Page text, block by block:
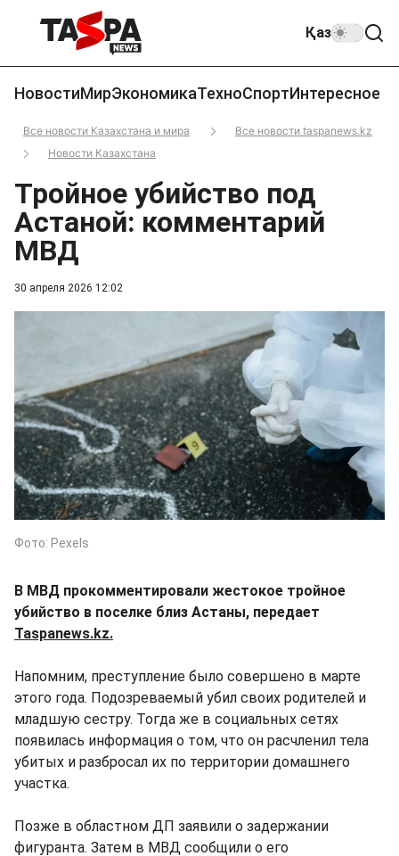
Қаз
НовостиМирЭкономикаТехноСпортИнтересное
Все новости Казахстана и мира
Все новости taspanews.kz
Новости Казахстана
30 апреля 2026 12:02
Тройное убийство под
Астаной: комментарий
МВД
Фото: Pexels
В МВД прокомментировали жестокое тройное
убийство в поселке близ Астаны, передает
Taspanews.kz.
Напомним, преступление было совершено в марте
этого года. Подозреваемый убил своих родителей и
младшую сестру. Тогда же в социальных сетях
появилась информация о том, что он расчленил тела
убитых и разбросал их по территории домашнего
участка.
Позже в областном ДП заявили о задержании
фигуранта. Затем в МВД сообщили о его